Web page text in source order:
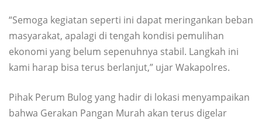
“Semoga kegiatan seperti ini dapat meringankan beban
masyarakat, apalagi di tengah kondisi pemulihan
ekonomi yang belum sepenuhnya stabil. Langkah ini
kami harap bisa terus berlanjut,” ujar Wakapolres.
Pihak Perum Bulog yang hadir di lokasi menyampaikan
bahwa Gerakan Pangan Murah akan terus digelar